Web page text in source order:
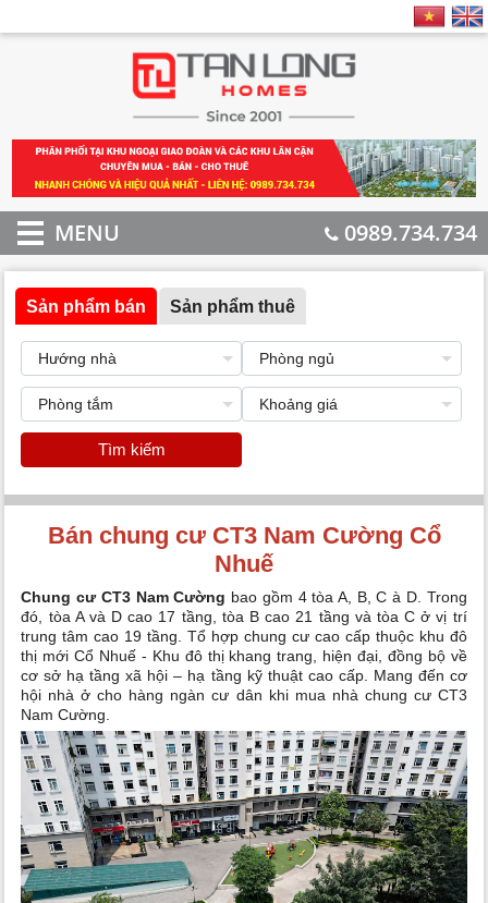
MENU 0989.734.734
Sản phẩm bán Sản phẩm thuê
Tìm kiếm
Bán chung cư CT3 Nam Cường Cổ
Nhuế
Chung cư CT3 Nam Cường bao gồm 4 tòa A, B, C à D. Trong
đó, tòa A và D cao 17 tầng, tòa B cao 21 tầng và tòa C ở vị trí
trung tâm cao 19 tầng. Tổ hợp chung cư cao cấp thuộc khu đô
thị mới Cổ Nhuế - Khu đô thị khang trang, hiện đại, đồng bộ về
cơ sở hạ tầng xã hội – hạ tầng kỹ thuật cao cấp. Mang đến cơ
hội nhà ở cho hàng ngàn cư dân khi mua nhà chung cư CT3
Nam Cường.